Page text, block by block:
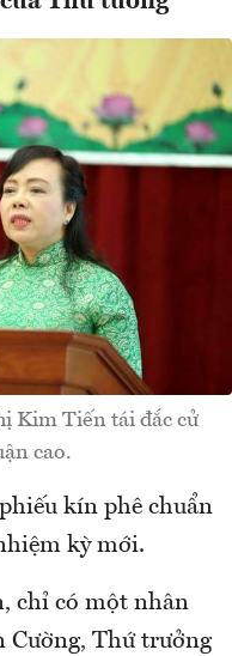
Kim Tiến tái đắc cử
cao.
kín phê chuẩn
kỳ mới.
chỉ có một nhân
Cường, Thứ trưởng